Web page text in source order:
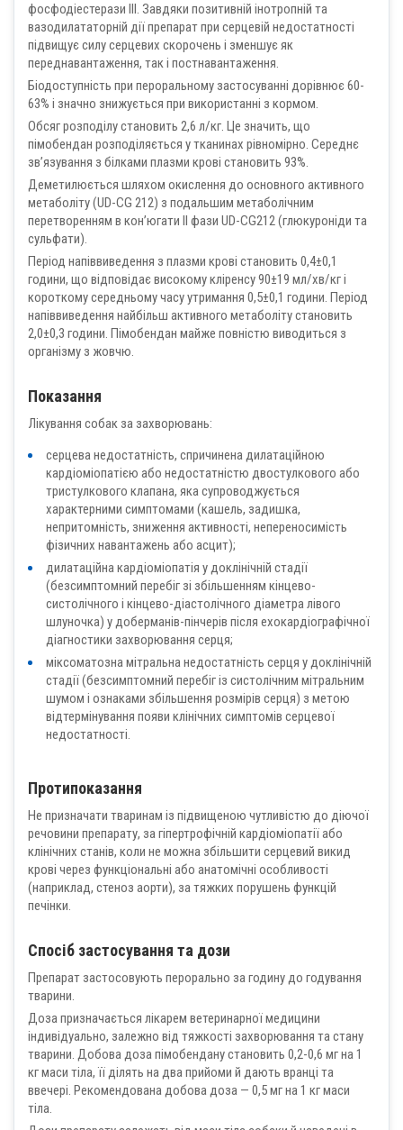
фосфодіестерази III. Завдяки позитивній інотропній та
вазодилататорній дії препарат при серцевій недостатності
підвищує силу серцевих скорочень і зменшує як
переднавантаження, так і постнавантаження.
Біодоступність при пероральному застосуванні дорівнює 60-
63% і значно знижується при використанні з кормом.
Обсяг розподілу становить 2,6 л/кг. Це значить, що
пімобендан розподіляється у тканинах рівномірно. Середнє
зв’язування з білками плазми крові становить 93%.
Деметилюється шляхом окислення до основного активного
метаболіту (UD-CG 212) з подальшим метаболічним
перетворенням в кон’югати II фази UD-CG212 (глюкуроніди та
сульфати).
Період напіввиведення з плазми крові становить 0,4±0,1
години, що відповідає високому кліренсу 90±19 мл/хв/кг і
короткому середньому часу утримання 0,5±0,1 години. Період
напіввиведення найбільш активного метаболіту становить
2,0±0,3 години. Пімобендан майже повністю виводиться з
організму з жовчю.
Показання
Лікування собак за захворювань:
серцева недостатність, спричинена дилатаційною
кардіоміопатією або недостатністю двостулкового або
тристулкового клапана, яка супроводжується
характерними симптомами (кашель, задишка,
непритомність, зниження активності, непереносимість
фізичних навантажень або асцит);
дилатаційна кардіоміопатія у доклінічній стадії
(безсимптомний перебіг зі збільшенням кінцево-
систолічного і кінцево-діастолічного діаметра лівого
шлуночка) у доберманів-пінчерів після ехокардіографічної
діагностики захворювання серця;
міксоматозна мітральна недостатність серця у доклінічній
стадії (безсимптомний перебіг із систолічним мітральним
шумом і ознаками збільшення розмірів серця) з метою
відтермінування появи клінічних симптомів серцевої
недостатності.
Протипоказання
Не призначати тваринам із підвищеною чутливістю до діючої
речовини препарату, за гіпертрофічній кардіоміопатії або
клінічних станів, коли не можна збільшити серцевий викид
крові через функціональні або анатомічні особливості
(наприклад, стеноз аорти), за тяжких порушень функцій
печінки.
Спосіб застосування та дози
Препарат застосовують перорально за годину до годування
тварини.
Доза призначається лікарем ветеринарної медицини
індивідуально, залежно від тяжкості захворювання та стану
тварини. Добова доза пімобендану становить 0,2-0,6 мг на 1
кг маси тіла, її ділять на два прийоми й дають вранці та
ввечері. Рекомендована добова доза — 0,5 мг на 1 кг маси
тіла.